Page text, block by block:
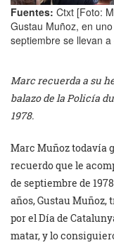
Fuentes: Ctxt [Foto:
Gustau Muñoz, en
septiembre se llevan
Marc recuerda a su
balazo de la Policía
1978.
Marc Muñoz todavía
recuerdo que le
de septiembre de
años, Gustau
por el Día de
matar, y lo